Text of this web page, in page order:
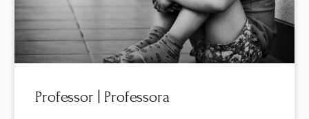
Professor | Professora